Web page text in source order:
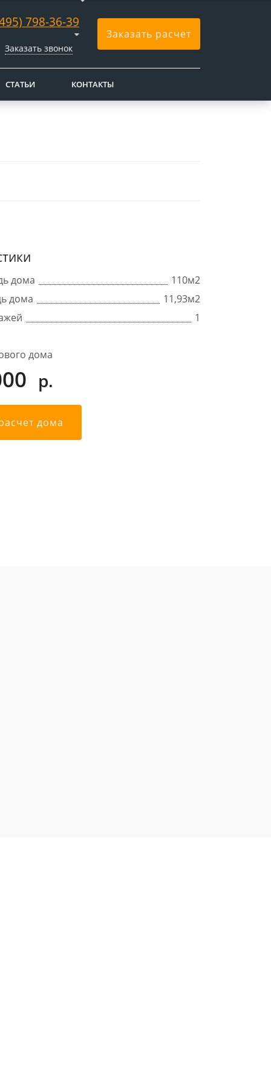
798-36-39
Заказать звонок
Заказать расчет
СТАТЬИ КОНТАКТЫ
дома 110м2
дома
11,93м2
1
дома
р.
дома